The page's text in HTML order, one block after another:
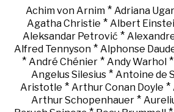
Achim von Arnim * Adriana
Agatha Christie * Albert
Aleksandar Petrović *
Alfred Tennyson* Alphonse
* André Chénier* Andy Warhol *
Angelus Silesius * Antoine de
Aristotle * Arthur Conan Doyle *
Arthur Schopenhauer*